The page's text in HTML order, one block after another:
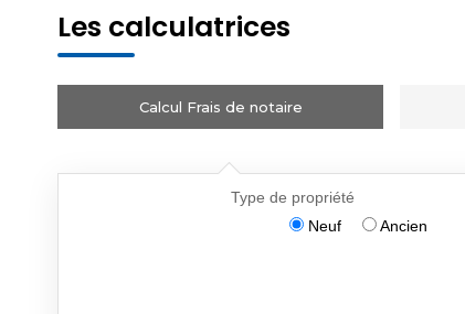
Les calculatrices
Calcul Frais de notaire